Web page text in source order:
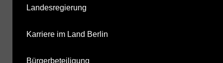
Landesregierung
Karriere im Land Berlin
Bürgerbeteiligung